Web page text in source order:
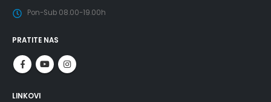
Pon-Sub 08.00-19.00h
PRATITE NAS
LINKOVI